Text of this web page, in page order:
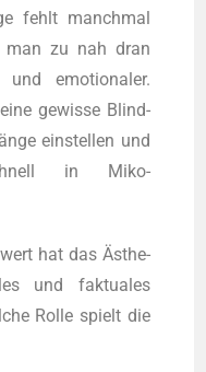
fehlt manch­mal
man zu nah dran
emo­tio­na­ler.
gewis­se Blind­
ein­stel­len und
in Miko-
hat das Ästhe­
und fak­tua­les
Rol­le spielt die